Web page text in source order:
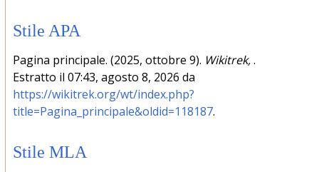
Stile APA
Pagina principale. (2025, ottobre 9). Wikitrek,.
Estratto il 07:43, agosto 8, 2026 da
https://wikitrek.org/wt/index.php?
title=Pagina_principale&oldid=118187.
Stile MLA